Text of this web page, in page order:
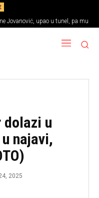
Jovanović, upao u tunel, pa mu
dolazi u
najavi,
2025